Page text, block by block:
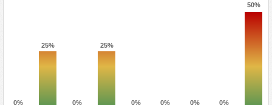
0%
25%
0%
25%
0% 0% 0% 0%
50%